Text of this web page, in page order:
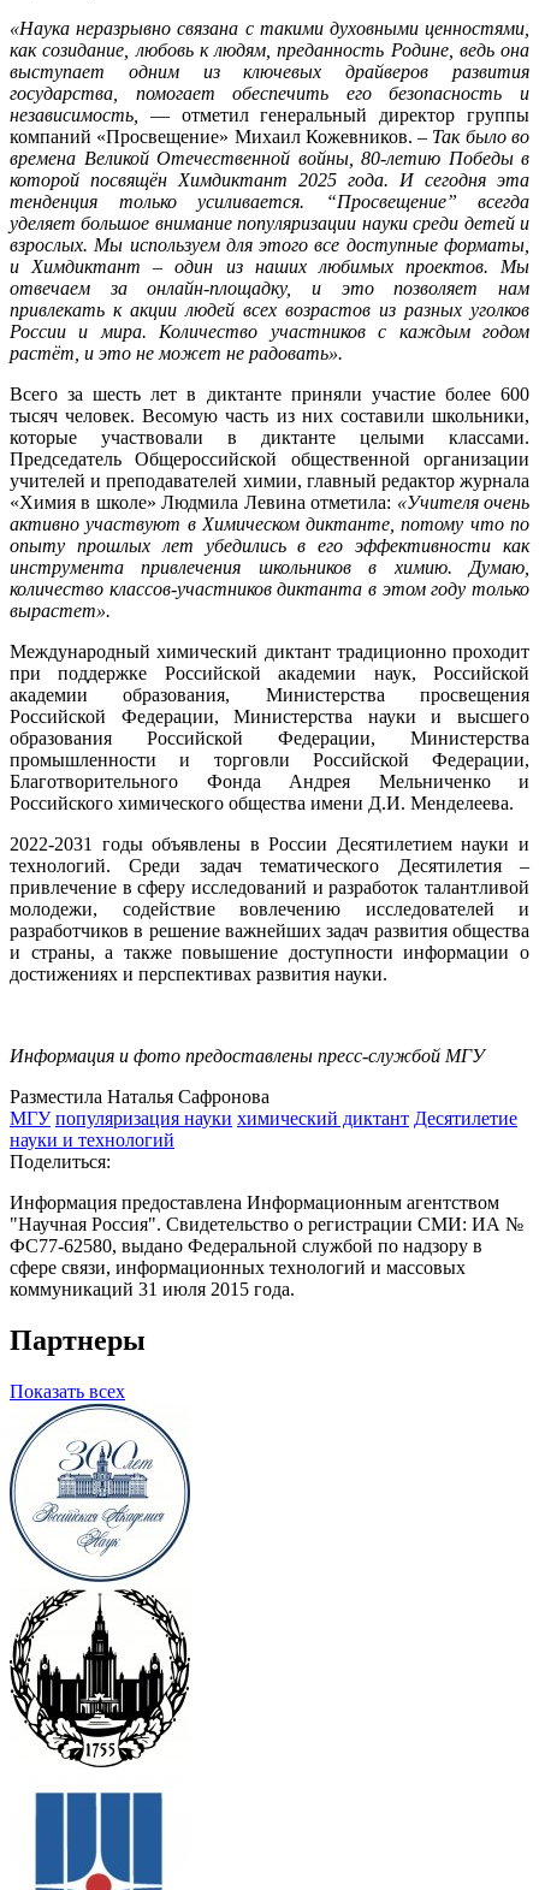
«Наука неразрывно связана с такими духовными ценностями,
как созидание, любовь к людям, преданность Родине, ведь она
выступает одним из ключевых драйверов развития
государства, помогает обеспечить его безопасность и
независимость, — отметил генеральный директор группы
компаний «Просвещение» Михаил Кожевников. – Так было во
времена Великой Отечественной войны, 80-летию Победы в
которой посвящён Химдиктант 2025 года. И сегодня эта
тенденция только усиливается. “Просвещение” всегда
уделяет большое внимание популяризации науки среди детей и
взрослых. Мы используем для этого все доступные форматы,
и Химдиктант – один из наших любимых проектов. Мы
отвечаем за онлайн-площадку, и это позволяет нам
привлекать к акции людей всех возрастов из разных уголков
России и мира. Количество участников с каждым годом
растёт, и это не может не радовать».
Всего за шесть лет в диктанте приняли участие более 600
тысяч человек. Весомую часть из них составили школьники,
которые участвовали в диктанте целыми классами.
Председатель Общероссийской общественной организации
учителей и преподавателей химии, главный редактор журнала
«Химия в школе» Людмила Левина отметила: «Учителя очень
активно участвуют в Химическом диктанте, потому что по
опыту прошлых лет убедились в его эффективности как
инструмента привлечения школьников в химию. Думаю,
количество классов-участников диктанта в этом году только
вырастет».
Международный химический диктант традиционно проходит
при поддержке Российской академии наук, Российской
академии образования, Министерства просвещения
Российской Федерации, Министерства науки и высшего
образования Российской Федерации, Министерства
промышленности и торговли Российской Федерации,
Благотворительного Фонда Андрея Мельниченко и
Российского химического общества имени Д.И. Менделеева.
2022-2031 годы объявлены в России Десятилетием науки и
технологий. Среди задач тематического Десятилетия –
привлечение в сферу исследований и разработок талантливой
молодежи, содействие вовлечению исследователей и
разработчиков в решение важнейших задач развития общества
и страны, а также повышение доступности информации о
достижениях и перспективах развития науки.
Информация и фото предоставлены пресс-службой МГУ
Разместила Наталья Сафронова
МГУ популяризация науки химический диктант Десятилетие
науки и технологий
Поделиться:
Информация предоставлена Информационным агентством
"Научная Россия". Свидетельство о регистрации СМИ: ИА №
ФС77-62580, выдано Федеральной службой по надзору в
сфере связи, информационных технологий и массовых
коммуникаций 31 июля 2015 года.
Партнеры
Показать всех